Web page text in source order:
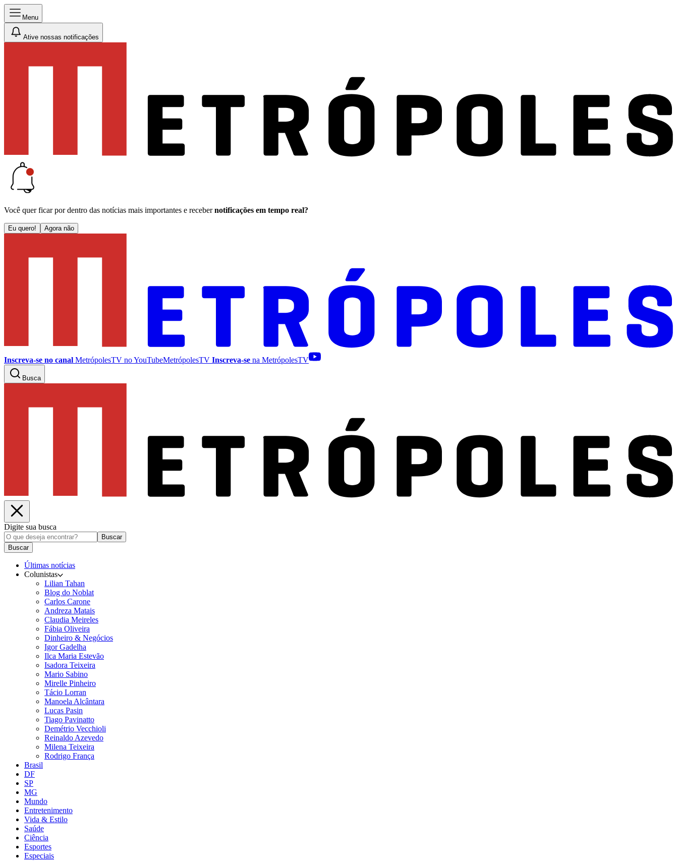
Menu
Ative nossas notificações
Você quer ficar por dentro das notícias mais importantes e receber notificações em tempo real?
Eu quero! Agora não
Inscreva-se no canal MetrópolesTV noYouTubeMetrópolesTV Inscreva-se na MetrópolesTV
Busca
Digite sua busca
Buscar
Buscar
Últimas notícias
Colunistas
Lilian Tahan
Blog do Noblat
Carlos Carone
Andreza Matais
Claudia Meireles
Fábia Oliveira
Dinheiro & Negócios
Igor Gadelha
Ilca Maria Estevão
Isadora Teixeira
Mario Sabino
Mirelle Pinheiro
Tácio Lorran
Manoela Alcântara
Lucas Pasin
Tiago Pavinatto
Demétrio Vecchioli
Reinaldo Azevedo
Milena Teixeira
Rodrigo França
Brasil
DF
SP
MG
Mundo
Entretenimento
Vida & Estilo
Saúde
Ciência
Esportes
Especiais